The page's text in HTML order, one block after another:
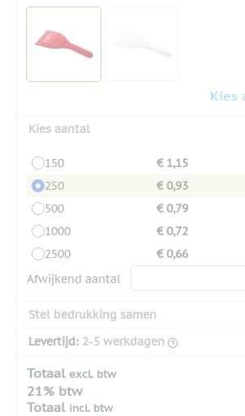
Kies
Kies aantal
150
€ 1,15
250
€ 0,93
500
€ 0,79
1000
€ 0,72
2500
€ 0,66
Afwijkend aantal
Stel bedrukking samen
Levertijd: 2-5 werkdagen
Totaal excl. btw
21% btw
Totaal incl. btw